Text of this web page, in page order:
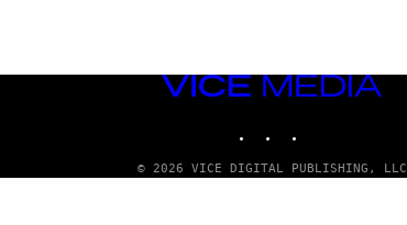
VICE
© 2026 VICE DIGITAL PUBLISHING, LLC